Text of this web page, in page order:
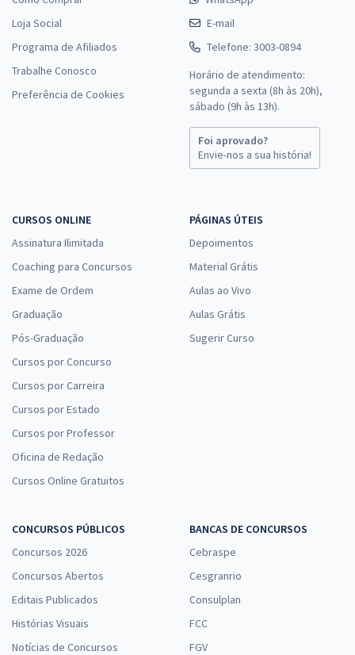
Loja Social
Programa de Afiliados
Trabalhe Conosco
Preferência de Cookies
E-mail
Telefone: 3003-0894
Horário de atendimento:
segunda a sexta (8h às 20h),
sábado (9h às 13h).
Foi aprovado?
Envie-nos a sua história!
CURSOS ONLINE
Assinatura Ilimitada
Coaching para Concursos
Exame de Ordem
Graduação
Pós-Graduação
Cursos por Concurso
Cursos por Carreira
Cursos por Estado
Cursos por Professor
Oficina de Redação
Cursos Online Gratuitos
PÁGINAS ÚTEIS
Depoimentos
Material Grátis
Aulas ao Vivo
Aulas Grátis
Sugerir Curso
CONCURSOS PÚBLICOS
Concursos 2026
Concursos Abertos
Editais Publicados
Histórias Visuais
Notícias de Concursos
BANCAS DE CONCURSOS
Cebraspe
Cesgranrio
Consulplan
FCC
FGV